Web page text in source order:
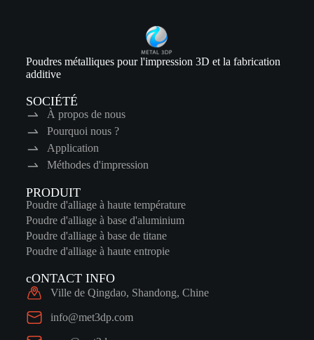
Poudres métalliques pour l'impression 3D et la fabrication
additive
SOCIÉTÉ
À propos de nous
Pourquoi nous ?
Application
Méthodes d'impression
PRODUIT
Poudre d'alliage à haute température
Poudre d'alliage à base d'aluminium
Poudre d'alliage à base de titane
Poudre d'alliage à haute entropie
cONTACT INFO
Ville de Qingdao, Shandong, Chine
info@met3dp.com